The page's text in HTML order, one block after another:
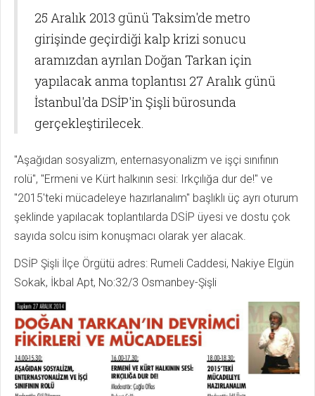
25 Aralık 2013 günü Taksim'de metro
girişinde geçirdiği kalp krizi sonucu
aramızdan ayrılan Doğan Tarkan için
yapılacak anma toplantısı 27 Aralık günü
İstanbul'da DSİP'in Şişli bürosunda
gerçekleştirilecek.
"Aşağıdan sosyalizm, enternasyonalizm ve işçi sınıfının
rolü", "Ermeni ve Kürt halkının sesi: Irkçılığa dur de!" ve
"2015'teki mücadeleye hazırlanalım" başlıklı üç ayrı oturum
şeklinde yapılacak toplantılarda DSİP üyesi ve dostu çok
sayıda solcu isim konuşmacı olarak yer alacak.
DSİP Şişli İlçe Örgütü adres: Rumeli Caddesi, Nakiye Elgün
Sokak, İkbal Apt, No:32/3 Osmanbey-Şişli